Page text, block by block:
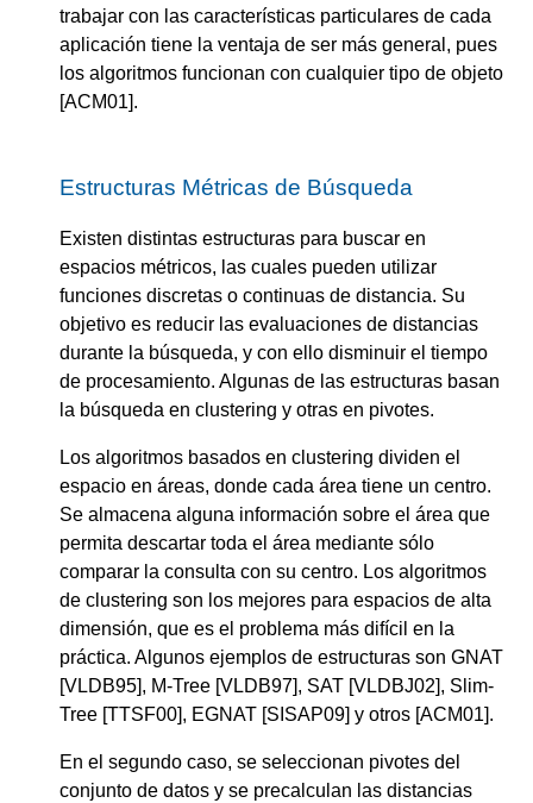
trabajar con las características particulares de cada
aplicación tiene la ventaja de ser más general, pues
los algoritmos funcionan con cualquier tipo de objeto
[ACM01].
Estructuras Métricas de Búsqueda
Existen distintas estructuras para buscar en
espacios métricos, las cuales pueden utilizar
funciones discretas o continuas de distancia. Su
objetivo es reducir las evaluaciones de distancias
durante la búsqueda, y con ello disminuir el tiempo
de procesamiento. Algunas de las estructuras basan
la búsqueda en clustering y otras en pivotes.
Los algoritmos basados en clustering dividen el
espacio en áreas, donde cada área tiene un centro.
Se almacena alguna información sobre el área que
permita descartar toda el área mediante sólo
comparar la consulta con su centro. Los algoritmos
de clustering son los mejores para espacios de alta
dimensión, que es el problema más difícil en la
práctica. Algunos ejemplos de estructuras son GNAT
[VLDB95], M-Tree [VLDB97], SAT [VLDBJ02], Slim-
Tree [TTSF00], EGNAT [SISAP09] y otros [ACM01].
En el segundo caso, se seleccionan pivotes del
conjunto de datos y se precalculan las distancias